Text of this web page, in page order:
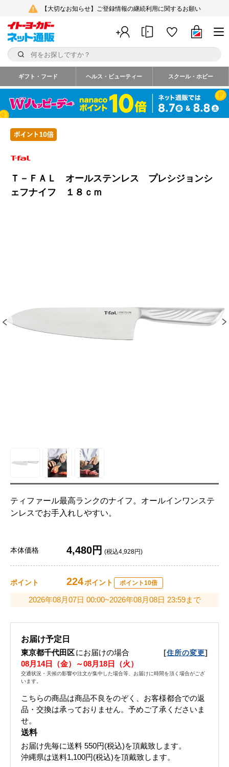
【大切なお知らせ】ご登録情報の継続利用に関するお願い
ギフト・フード ヘルス・ビューティー スクール・ホビー
Ｔ－ＦＡＬ オールステンレス プレシジョンシ
ェフナイフ １８ｃｍ
ティファール最高ランクのナイフ。オールインワンステ
ンレスでお手入れしやすい。
本体価格 4,480円 (税込4,928円)
ポイント 224ポイント ポイント10倍
2026年08月07日 00:00~2026年08月08日 23:59まで
お届け予定日
東京都千代田区にお届けの場合 [住所の変更]
08月14日（金）～08月18日（火）
交通状況・天候の影響や注文が集中した場合等、お届けに時間を頂く場合がござ
います。
こちらの商品は商品不良をのぞく、お客様都合での返
品・交換は承っておりません。予めご了承くださいま
せ。
送料
お届け先毎に送料 550円(税込)を頂戴致します。
沖縄県は送料1,100円(税込)を頂戴致します。